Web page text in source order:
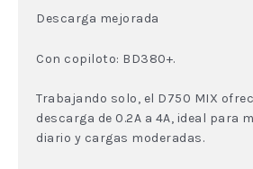
Descarga mejorada
Con copiloto: BD380+.
Trabajando solo, el D750 MIX
descarga de 0.2A a 4A, ideal para
diario y cargas moderadas.